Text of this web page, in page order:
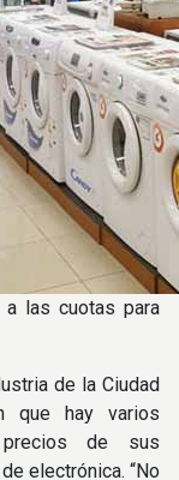
a las cuotas para
de la Ciudad
que hay varios
de sus
electrónica. “No